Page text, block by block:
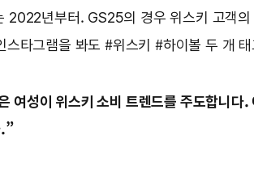
2022년부터. GS25의 경우 위스키 고
타그램을 봐도 #위스키 #하이볼 두 개
여성이 위스키 소비 트렌드를 주도합니